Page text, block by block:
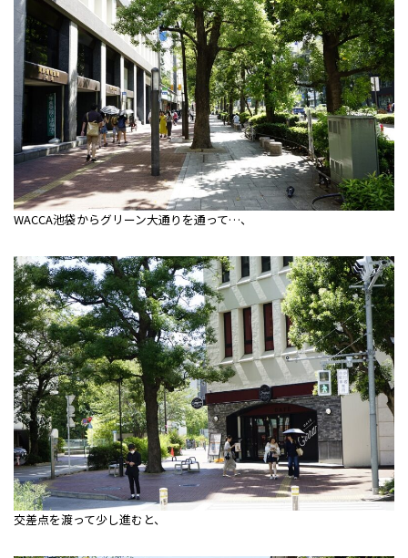
WACCA池袋からグリーン大通りを通って…、
交差点を渡って少し進むと、